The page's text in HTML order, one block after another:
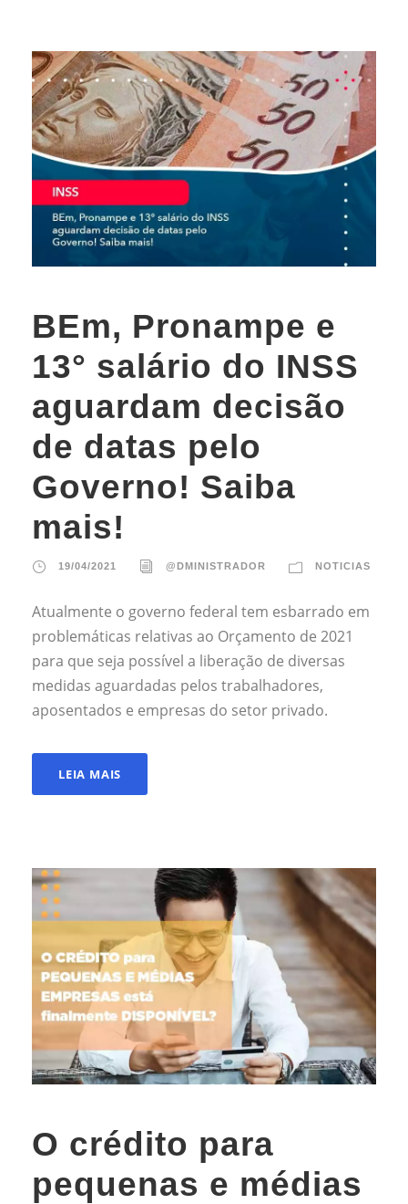
BEm, Pronampe e
13° salário do INSS
aguardam decisão
de datas pelo
Governo! Saiba
mais!
19/04/2021 @DMINISTRADOR NOTICIAS
Atualmente o governo federal tem esbarrado em
problemáticas relativas ao Orçamento de 2021
para que seja possível a liberação de diversas
medidas aguardadas pelos trabalhadores,
aposentados e empresas do setor privado.
LEIA MAIS
O crédito para
pequenas e médias